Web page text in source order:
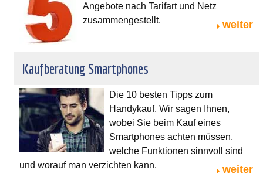
Angebote nach Tarifart und Netz
zusammengestellt.
weiter
Kaufberatung Smartphones
Die 10 besten Tipps zum
Handykauf. Wir sagen Ihnen,
wobei Sie beim Kauf eines
Smartphones achten müssen,
welche Funktionen sinnvoll sind
und worauf man verzichten kann.
weiter